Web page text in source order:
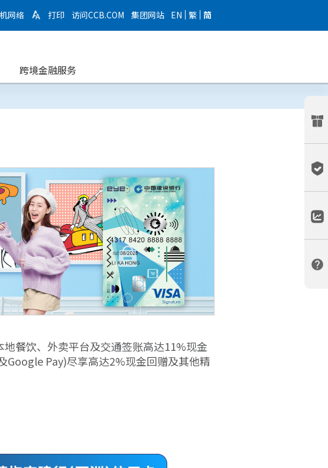
网络 打印 访问CCB.COM 集团网站 EN 繁 简
跨境金融服务
餐饮、外卖平台及交通签账高达11%现金
Google Pay)尽享高达2%现金回赠及其他精